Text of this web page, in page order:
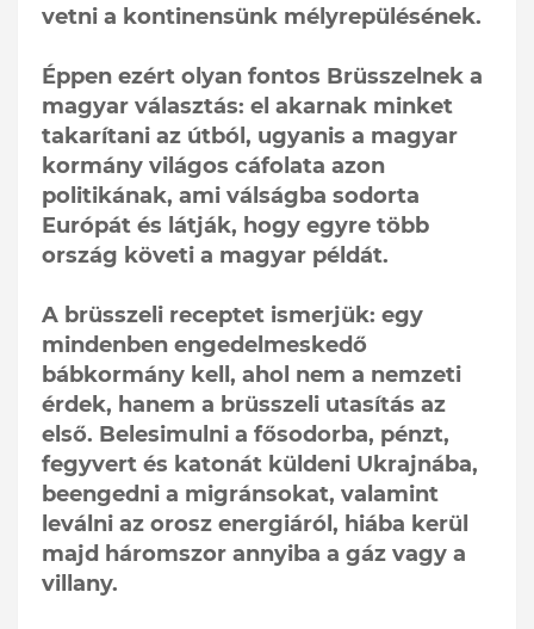
vetni a kontinensünk mélyrepülésének.
Éppen ezért olyan fontos Brüsszelnek a
magyar választás: el akarnak minket
takarítani az útból, ugyanis a magyar
kormány világos cáfolata azon
politikának, ami válságba sodorta
Európát és látják, hogy egyre több
ország követi a magyar példát.
A brüsszeli receptet ismerjük: egy
mindenben engedelmeskedő
bábkormány kell, ahol nem a nemzeti
érdek, hanem a brüsszeli utasítás az
első. Belesimulni a fősodorba, pénzt,
fegyvert és katonát küldeni Ukrajnába,
beengedni a migránsokat, valamint
leválni az orosz energiáról, hiába kerül
majd háromszor annyiba a gáz vagy a
villany.